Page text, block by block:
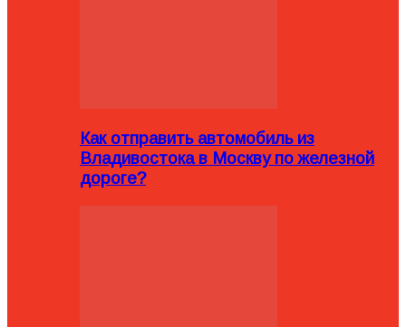
Как отправить автомобиль из
Владивостока в Москву по железной
дороге?